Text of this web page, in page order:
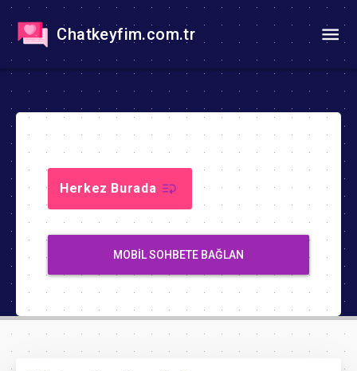
Chatkeyfim.com.tr
Herkez Burada
MOBIL SOHBETE BAĞLAN